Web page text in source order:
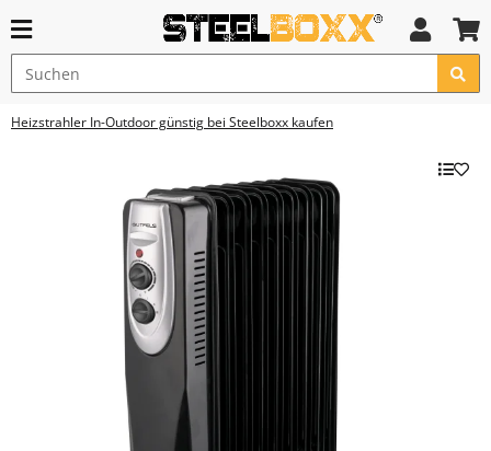
Heizstrahler In-Outdoor günstig bei Steelboxx kaufen